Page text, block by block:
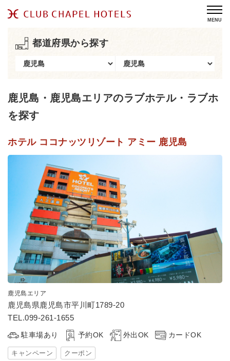
MENU
都道府県から探す
鹿児島・鹿児島エリアのラブホテル・ラブホ
を探す
ホテル ココナッツリゾート アミー 鹿児島
鹿児島エリア
鹿児島県鹿児島市平川町1789-20
TEL.099-261-1655
駐車場あり 予約OK 外出OK カードOK
キャンペーン クーポン